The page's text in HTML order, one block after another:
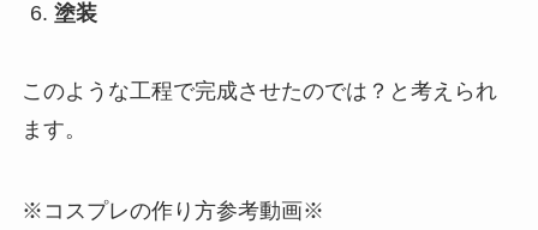
塗装
このような工程で完成させたのでは？と考えられ
ます。
※コスプレの作り方参考動画※